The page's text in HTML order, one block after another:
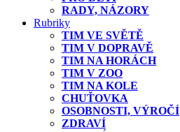
RADY, NÁZORY
Rubriky
TIM VE SVĚTĚ
TIM V DOPRAVĚ
TIM NA HORÁCH
TIM V ZOO
TIM NA KOLE
CHUŤOVKA
OSOBNOSTI, VÝROČÍ
ZDRAVÍ